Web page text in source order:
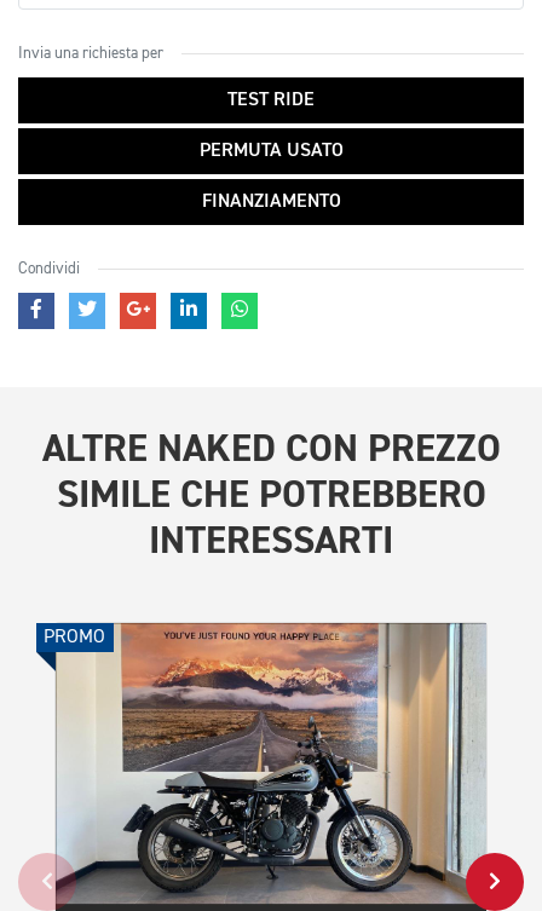
Invia una richiesta per
TEST RIDE
PERMUTA USATO
FINANZIAMENTO
Condividi
ALTRE NAKED CON PREZZO
SIMILE CHE POTREBBERO
INTERESSARTI
PROMO